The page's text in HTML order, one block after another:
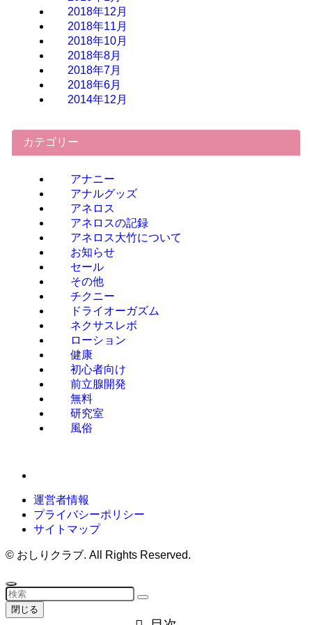
2018年12月
2018年11月
2018年10月
2018年8月
2018年7月
2018年6月
2014年12月
カテゴリー
アナニー
アナルグッズ
アネロス
アネロスの記録
アネロス大竹について
お知らせ
セール
その他
チクニー
ドライオーガズム
ネクサスレボ
ローション
健康
初心者向け
前立腺開発
無料
研究室
風俗
運営者情報
プライバシーポリシー
サイトマップ
© おしりクラブ. All Rights Reserved.
閉じる